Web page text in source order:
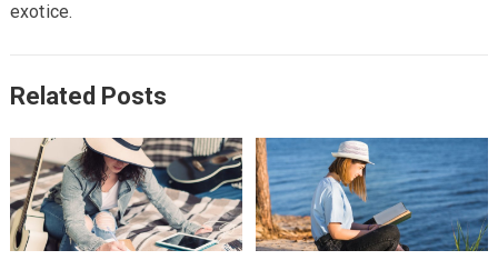
exotice.
Related Posts